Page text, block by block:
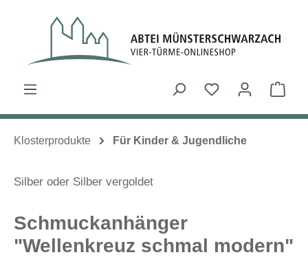
Zum Hauptinhalt springen
Du hast 0
Klosterprodukte Für Kinder & Jugendliche
Silber oder Silber vergoldet
Schmuckanhänger
"Wellenkreuz schmal modern"